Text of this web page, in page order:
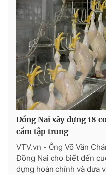
Photo
VTV Money
VTV Sức khoẻ
Thị trường 24h
VTV4
Đồng Nai xây dựng 18
cầm tập trung
VTV.vn - Ông Võ Văn
Đồng Nai cho biết đến
dựng hoàn chỉnh và đưa